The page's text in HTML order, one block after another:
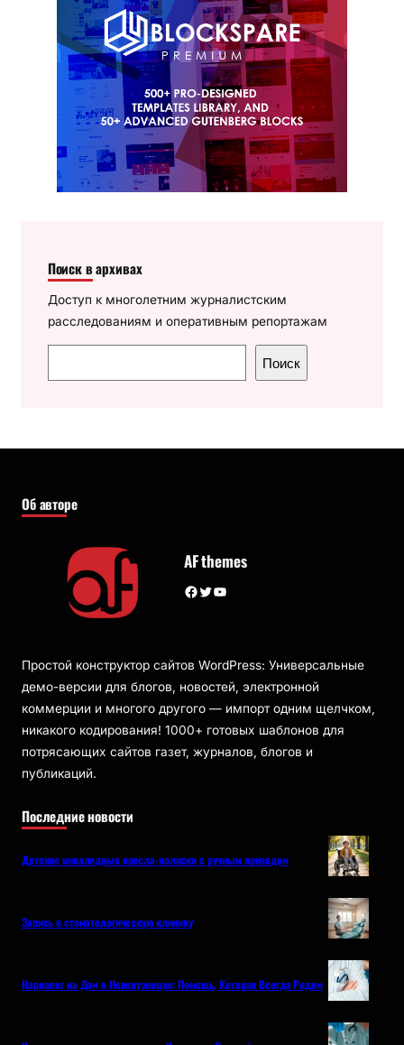
Поиск в архивах
Доступ к многолетним журналистским
расследованиям и оперативным репортажам
о
к
Поиск
Об авторе
AF themes
Facebook Twitter YouTube
Простой конструктор сайтов WordPress: Универсальные
демо-версии для блогов, новостей, электронной
коммерции и многого другого — импорт одним щелчком,
никакого кодирования! 1000+ готовых шаблонов для
потрясающих сайтов газет, журналов, блогов и
публикаций.
Последние новости
Детские инвалидные кресла-коляски с ручным приводом
Запись в стоматологическую клинику
Нарколог на Дом в Новокузнецке: Помощь, Которая Всегда Рядом